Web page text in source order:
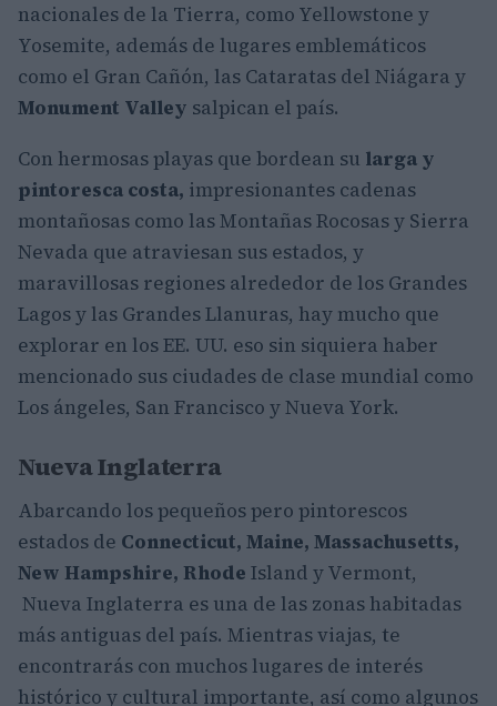
nacionales de la Tierra, como Yellowstone y
Yosemite, además de lugares emblemáticos
como el Gran Cañón, las Cataratas del Niágara y
Monument Valley salpican el país.
Con hermosas playas que bordean su larga y
pintoresca costa, impresionantes cadenas
montañosas como las Montañas Rocosas y Sierra
Nevada que atraviesan sus estados, y
maravillosas regiones alrededor de los Grandes
Lagos y las Grandes Llanuras, hay mucho que
explorar en los EE. UU. eso sin siquiera haber
mencionado sus ciudades de clase mundial como
Los ángeles, San Francisco y Nueva York.
Nueva Inglaterra
Abarcando los pequeños pero pintorescos
estados de Connecticut, Maine, Massachusetts,
New Hampshire, Rhode Island y Vermont,
Nueva Inglaterra es una de las zonas habitadas
más antiguas del país. Mientras viajas, te
encontrarás con muchos lugares de interés
histórico y cultural importante, así como algunos